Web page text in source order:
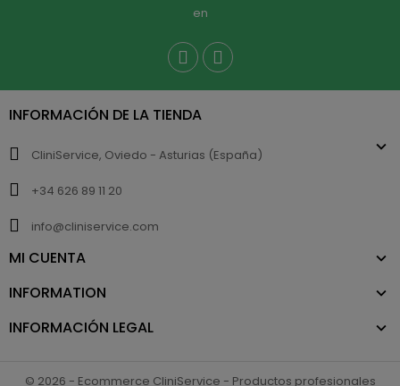
en
INFORMACIÓN DE LA TIENDA
CliniService, Oviedo - Asturias (España)
+34 626 89 11 20
info@cliniservice.com
MI CUENTA
INFORMATION
INFORMACIÓN LEGAL
© 2026 - Ecommerce CliniService - Productos profesionales